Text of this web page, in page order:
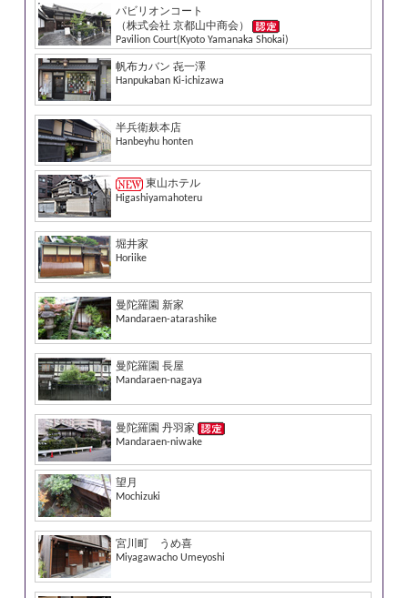
パビリオンコート
（株式会社 京都山中商会）
Pavilion Court(Kyoto Yamanaka Shokai)
帆布カバン 㐂一澤
Hanpukaban Ki-ichizawa
半兵衛麸本店
Hanbeyhu honten
東山ホテル
Higashiyamahoteru
堀井家
Horiike
曼陀羅園 新家
Mandaraen-atarashike
曼陀羅園 長屋
Mandaraen-nagaya
曼陀羅園 丹羽家
Mandaraen-niwake
望月
Mochizuki
宮川町 うめ喜
Miyagawacho Umeyoshi